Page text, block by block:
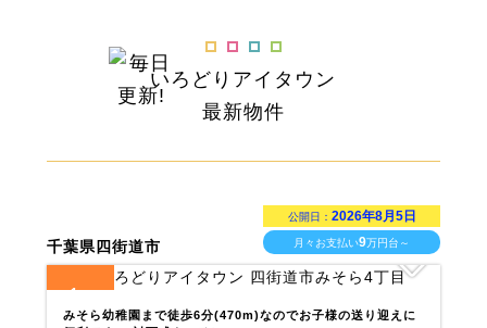
いろどりアイタウン
最新物件
千葉県四街道市
公開日： 2026年8月5日
月々お支払い9万円台～
1
みそら幼稚園まで徒歩6分(470m)なのでお子様の送り迎えに